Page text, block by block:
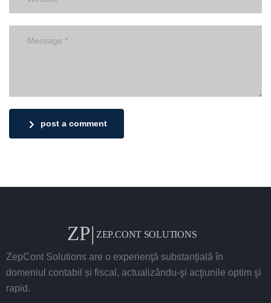
post a comment
ZepCont Solutions are o experienţă substanţială în
domeniul contabil și fiscal, actualizându-şi acţiunile optim şi
rapid.